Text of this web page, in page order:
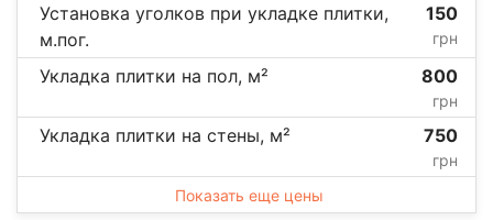
Установка уголков при укладке плитки,
м.пог.
150
грн
Укладка плитки на пол, м² 800
грн
Укладка плитки на стены, м² 750
грн
Показать еще цены